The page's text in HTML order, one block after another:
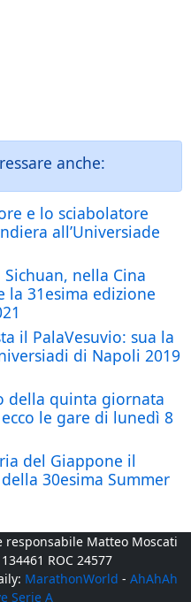
anche:
e lo sciabolatore
all’Universiade
nella Cina
la 31esima edizione
il PalaVesuvio: sua la
di Napoli 2019
della quinta giornata
le gare di lunedì 8
del Giappone il
30esima Summer
Matteo Moscati
ROC 24577
MarathonWorld - AhAhAh
Serie A